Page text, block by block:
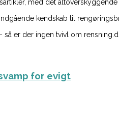
med det
kendskab til
er der ingen tvivl om
for evigt